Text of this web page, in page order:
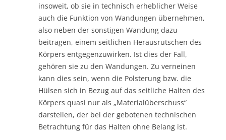
insoweit, ob sie in technisch erheblicher Weise
auch die Funktion von Wandungen übernehmen,
also neben der sonstigen Wandung dazu
beitragen, einem seitlichen Herausrutschen des
Körpers entgegenzuwirken. Ist dies der Fall,
gehören sie zu den Wandungen. Zu verneinen
kann dies sein, wenn die Polsterung bzw. die
Hülsen sich in Bezug auf das seitliche Halten des
Körpers quasi nur als „Materialüberschuss“
darstellen, der bei der gebotenen technischen
Betrachtung für das Halten ohne Belang ist.